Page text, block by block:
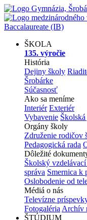
ŠKOLA
135. výročie
História
Dejiny školy
Šrobárke
Súčasnosť
Ako sa meníme
Interiér Exteriér
Vybavenie
Orgány školy
Združenie rodičov
Pedagogická rada
Dôležité
Školský
správa Smernica k
Oslobodenie od
Médiá o nás
Televízne
Fotogaléria Archív
ŠTÚDIUM